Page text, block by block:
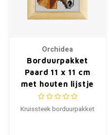
Orchidea
Borduurpakket
Paard 11 x 11 cm
met houten lijstje
Kruissteek borduurpakket